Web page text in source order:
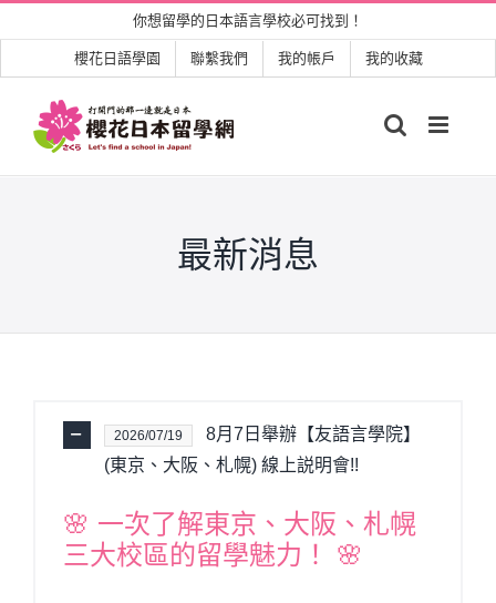
to
content
你想留學的日本語言學校必可找到！
櫻花日語學園 聯繫我們 我的帳戶 我的收藏
最新消息
2026/07/19
8月7日舉辦【友語言學院】
(東京、大阪、札幌) 線上説明會!!
🌸 一次了解東京、大阪、札幌
三大校區的留學魅力！ 🌸